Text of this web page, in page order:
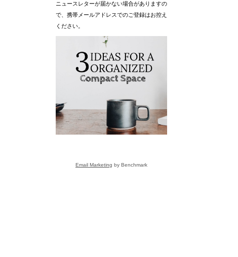
ニュースレターが届かない場合がありますの
で、携帯メールアドレスでのご登録はお控え
ください。
Email Marketing by Benchmark